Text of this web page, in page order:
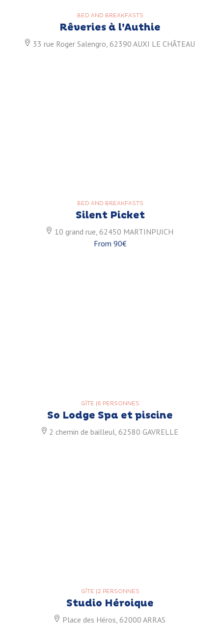
BED AND BREAKFASTS
Rêveries à l’Authie
33 rue Roger Salengro, 62390 AUXI LE CHÂTEAU
BED AND BREAKFASTS
Silent Picket
10 grand rue, 62450 MARTINPUICH
From 90€
GÎTE |6 PERSONNES
So Lodge Spa et piscine
2 chemin de bailleul, 62580 GAVRELLE
GÎTE 2 PERSONNES
Studio Héroique
Place des Héros, 62000 ARRAS